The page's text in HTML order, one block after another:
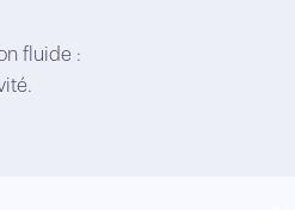
fluide :